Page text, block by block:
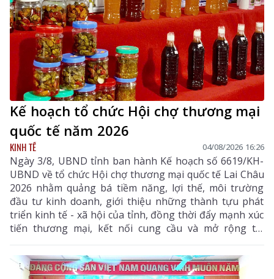
Kế hoạch tổ chức Hội chợ thương mại
quốc tế năm 2026
KINH TẾ 04/08/2026 16:26
Ngày 3/8, UBND tỉnh ban hành Kế hoạch số 6619/KH-
UBND về tổ chức Hội chợ thương mại quốc tế Lai Châu
2026 nhằm quảng bá tiềm năng, lợi thế, môi trường
đầu tư kinh doanh, giới thiệu những thành tựu phát
triển kinh tế - xã hội của tỉnh, đồng thời đẩy mạnh xúc
tiến thương mại, kết nối cung cầu và mở rộng thị
trường tiêu thụ cho các sản phẩm đặc hữu, sản phẩm
OCOP và các mặt hàng có tiềm năng xuất khẩu của địa
phương.